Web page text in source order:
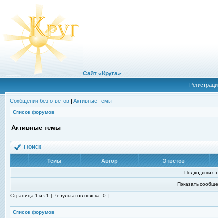
Сайт «Круга»
Сообщения без ответов | Активные темы
Список форумов
Активные темы
Поиск
Темы Автор Ответов
Подходящих
Показать
Страница 1 из 1 [ Результатов поиска: 0 ]
Список форумов